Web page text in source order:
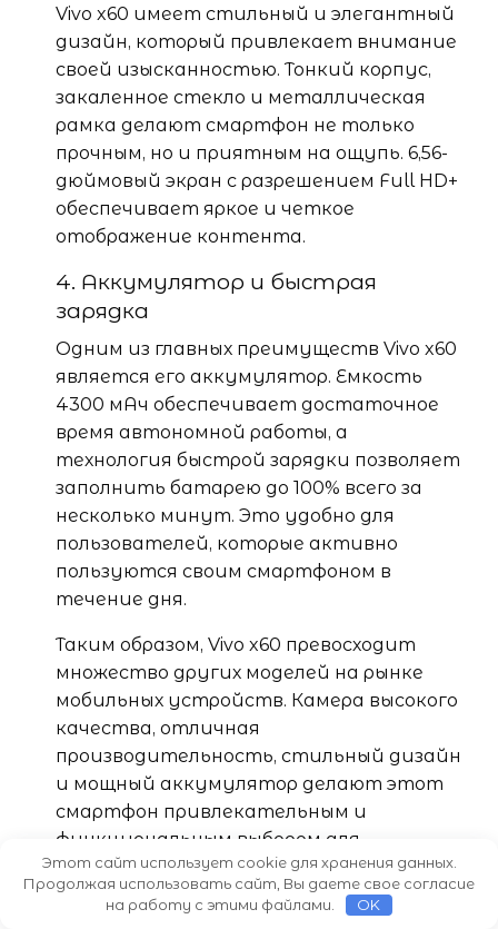
Vivo x60 имеет стильный и элегантный
дизайн, который привлекает внимание
своей изысканностью. Тонкий корпус,
закаленное стекло и металлическая
рамка делают смартфон не только
прочным, но и приятным на ощупь. 6,56-
дюймовый экран с разрешением Full HD+
обеспечивает яркое и четкое
отображение контента.
4. Аккумулятор и быстрая
зарядка
Одним из главных преимуществ Vivo x60
является его аккумулятор. Емкость
4300 мАч обеспечивает достаточное
время автономной работы, а
технология быстрой зарядки позволяет
заполнить батарею до 100% всего за
несколько минут. Это удобно для
пользователей, которые активно
пользуются своим смартфоном в
течение дня.
Таким образом, Vivo x60 превосходит
множество других моделей на рынке
мобильных устройств. Камера высокого
качества, отличная
производительность, стильный дизайн
и мощный аккумулятор делают этот
смартфон привлекательным и
функциональным выбором для
современного пользователя.
Этот сайт использует cookie для хранения данных.
Продолжая использовать сайт, Вы даете свое согласие
на работу с этими файлами.
OK